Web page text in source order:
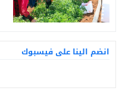
انضم الينا على فيسبوك